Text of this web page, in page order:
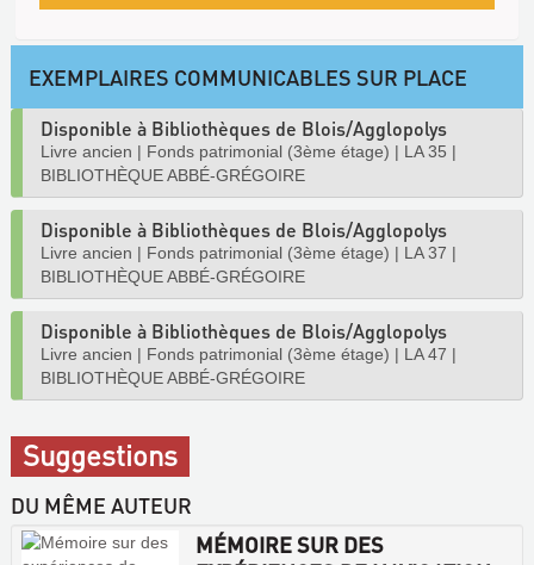
EXEMPLAIRES COMMUNICABLES SUR PLACE
Disponible à Bibliothèques de Blois/Agglopolys
Livre ancien | Fonds patrimonial (3ème étage) | LA 35 |
BIBLIOTHÈQUE ABBÉ-GRÉGOIRE
Disponible à Bibliothèques de Blois/Agglopolys
Livre ancien | Fonds patrimonial (3ème étage) | LA 37 |
BIBLIOTHÈQUE ABBÉ-GRÉGOIRE
Disponible à Bibliothèques de Blois/Agglopolys
Livre ancien | Fonds patrimonial (3ème étage) | LA 47 |
BIBLIOTHÈQUE ABBÉ-GRÉGOIRE
Suggestions
DU MÊME AUTEUR
MÉMOIRE SUR DES